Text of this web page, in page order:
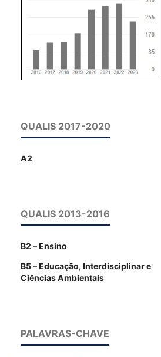
QUALIS 2017-2020
A2
QUALIS 2013-2016
B2 – Ensino
B5 – Educação, Interdisciplinar e
Ciências Ambientais
PALAVRAS-CHAVE